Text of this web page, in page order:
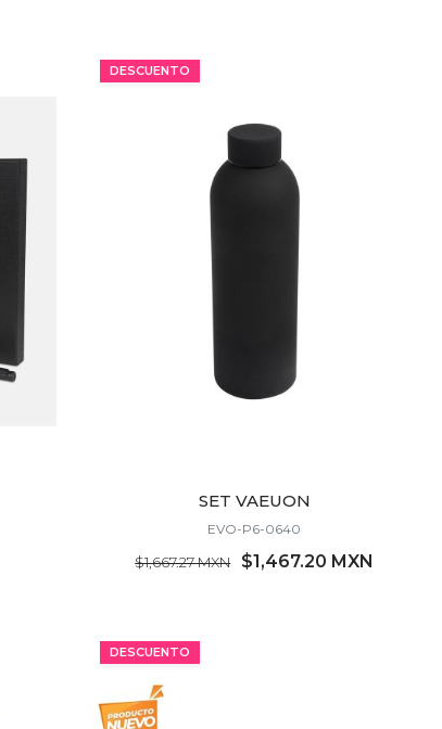
DESCUENTO
SET VAEUON
EVO-P6-0640
$1,667.27 MXN $1,467.20 MXN
DESCUENTO